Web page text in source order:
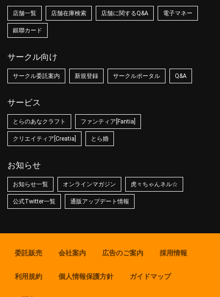
店舗一覧 店舗在庫検索 店舗に関するQ&A 電子マネー
銀聯カード
サークル向け
サークル委託案内 新規登録 サークルポータル Q&A
サービス
とらのあなクラフト ファンティア[Fantia]
クリエイティア[Creatia] とら婚
お知らせ
お知らせ一覧 オンラインマガジン 虎々ちゃんネル☆
公式Twitter一覧 通販アップデート情報
委託販売 会社案内 広告のご案内 採用情報
利用規約 個人情報保護方針 ガイドマップ